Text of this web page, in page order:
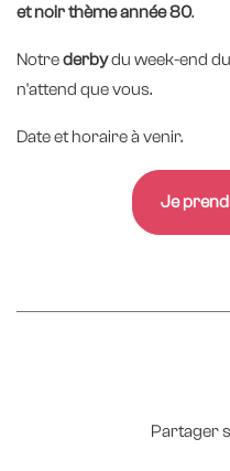
et noir thème année 80.
Notrederbydu week-end
n'attend que vous.
Date et horaire à venir.
Je
Partager